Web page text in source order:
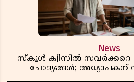
News
സ്കൂൾ ക്വിസിൽ സവർക്കറെ
ചോദ്യങ്ങൾ;